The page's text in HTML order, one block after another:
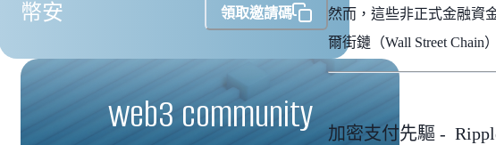
幣安 領取邀請碼
web3 community
然而，這些非正式金融資
爾街鏈（Wall Street
加密支付先驅 -